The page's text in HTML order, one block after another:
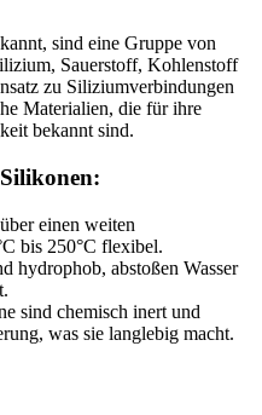
sind eine Gruppe von
Sauerstoff, Kohlenstoff
zu Siliziumverbindungen
Materialien, die für ihre
bekannt sind.
einen weiten
bis 250°C flexibel.
hydrophob, abstoßen Wasser
sind chemisch inert und
was sie langlebig macht.